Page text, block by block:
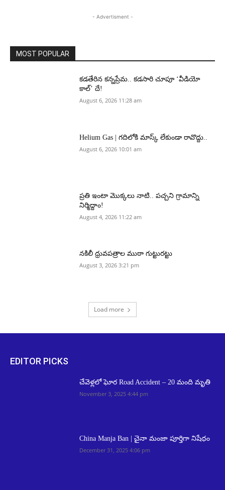
- Advertisment -
MOST POPULAR
కడతేరిన కన్నప్రేమ.. కడసారి చూపూ ‘వీడియో
కాల్’ దే!
August 6, 2026 11:28 am
Helium Gas | గదిలోకి మాస్క్ లేకుండా రావొద్దు..
August 6, 2026 10:01 am
ప్రతి ఇంటా మొక్కలు నాటి.. పచ్చని గ్రామాన్ని
నిర్మిద్దాం!
August 4, 2026 11:22 am
నకిలీ ధ్రువపత్రాల ముఠా గుట్టురట్టు
August 3, 2026 3:21 pm
Load more
EDITOR PICKS
చేవెళ్లలో ఘోర Road Accident – 20 మంది మృతి
November 3, 2025 4:44 pm
China Manja Ban | చైనా మంజా పూర్తిగా నిషేధం
December 31, 2025 4:06 pm